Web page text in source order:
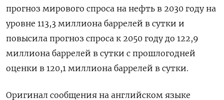
прогноз мирового спроса на нефть в 2030 году на
уровне 113,3 миллиона баррелей в сутки и
повысила прогноз спроса к 2050 году до 122,9
миллиона баррелей в сутки с прошлогодней
оценки в 120,1 миллиона баррелей в сутки.
Оригинал сообщения на английском языке